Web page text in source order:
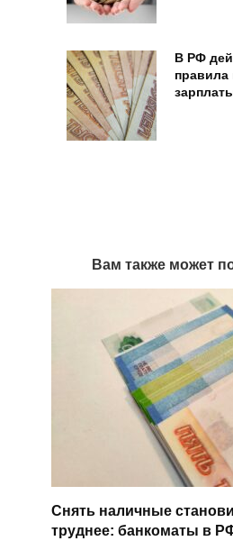
В РФ
Вам также может
Снять наличные
труднее: банкоматы в